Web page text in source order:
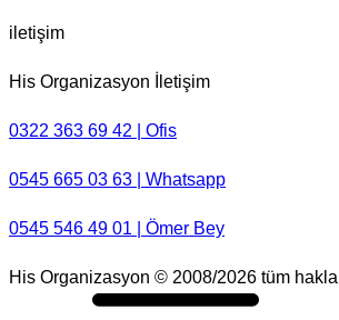
iletişim
His Organizasyon İletişim
0322 363 69 42 | Ofis
0545 665 03 63 | Whatsapp
0545 546 49 01 | Ömer Bey
His Organizasyon © 2008/2026 tüm